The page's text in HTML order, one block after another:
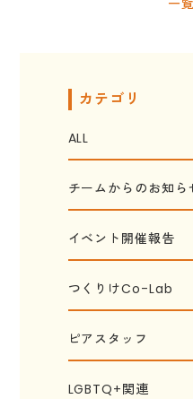
カテゴリ
ALL
チームからのお知ら
イベント開催報告
つくりけCo-Lab
ピアスタッフ
LGBTQ+関連